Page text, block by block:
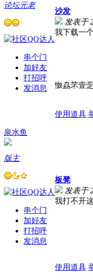
感谢
感谢湘
论坛元老
串个门
加好友
打招呼
发消息
沙发
发表于
我下载一
怓劦芣壹
使用道具
泉水鱼
版主
串个门
加好友
打招呼
发消息
板凳
发表于
我打不开
使用道具